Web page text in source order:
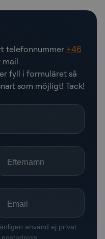
telefonnummer +46
mail
fyll i formuläret så
som möjligt! Tack!